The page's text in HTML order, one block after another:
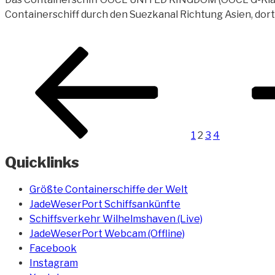
Containerschiff durch den Suezkanal Richtung Asien,
Beitragsnavigation
1 2 3 4
Quicklinks
Größte Containerschiffe der Welt
JadeWeserPort Schiffsankünfte
Schiffsverkehr Wilhelmshaven (Live)
JadeWeserPort Webcam (Offline)
Facebook
Instagram